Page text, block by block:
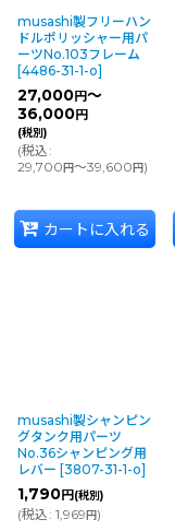
musashi製フリーハン
ドルポリッシャー用パ
ーツNo.103フレーム
[4486-31-1-o]
27,000円～
36,000円
(税別)
(税込:
29,700円～39,600円)
カートに入れる
musashi製シャンピン
グタンク用パーツ
No.36シャンピング用
レバー [3807-31-1-o]
1,790円(税別)
(税込: 1,969円)